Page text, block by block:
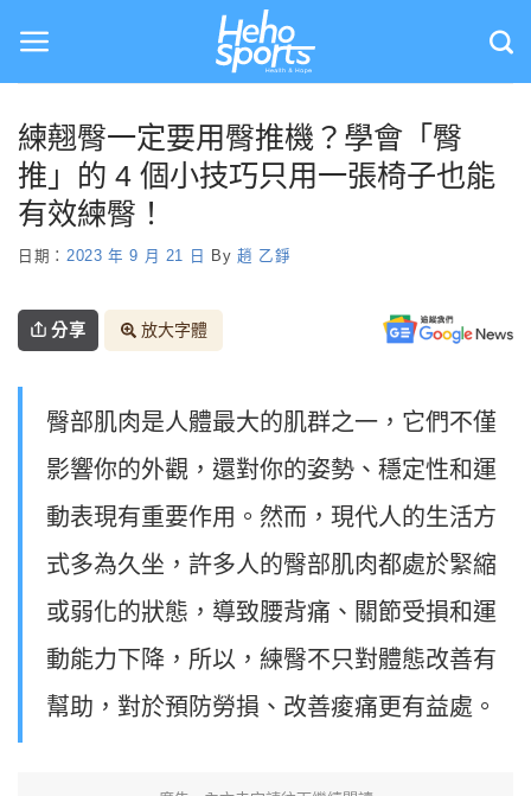
content
練翹臀一定要用臀推機？學會「臀
推」的 4 個小技巧只用一張椅子也能
有效練臀！
日期： 2023 年 9 月 21 日 By 趙 乙錚
分享 放大字體
臀部肌肉是人體最大的肌群之一，它們不僅
影響你的外觀，還對你的姿勢、穩定性和運
動表現有重要作用。然而，現代人的生活方
式多為久坐，許多人的臀部肌肉都處於緊縮
或弱化的狀態，導致腰背痛、關節受損和運
動能力下降，所以，練臀不只對體態改善有
幫助，對於預防勞損、改善痠痛更有益處。